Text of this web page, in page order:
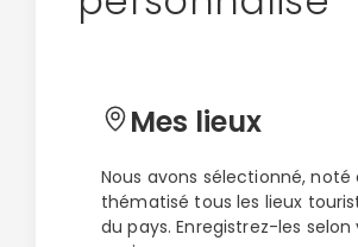
Mes lieux
Nous avons sélectionné, noté
thématisé tous les lieux
du pays. Enregistrez-les selon